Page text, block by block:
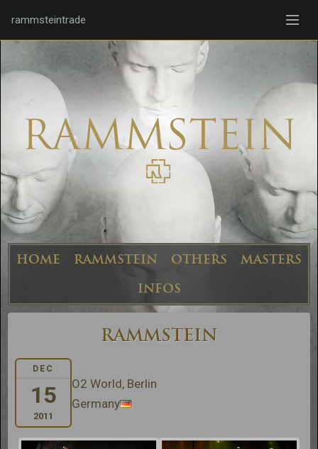
rammsteintrade
HOME RAMMSTEIN OTHERS
MASTERS
INFOS
RAMMSTEIN
DEC
15
2011
O2 World, Berlin
Germany